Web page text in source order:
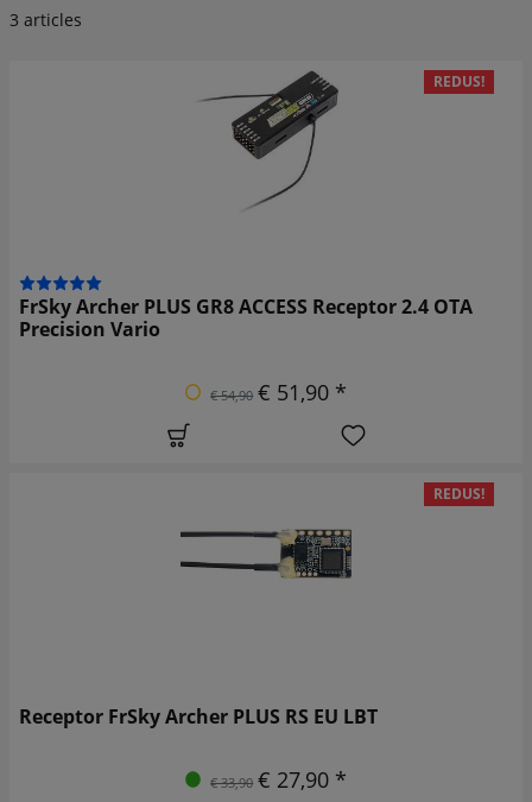
3 articles
REDUS!
FrSky Archer PLUS GR8 ACCESS Receptor 2.4 OTA
Precision Vario
€ 54,90 € 51,90 *
REDUS!
Receptor FrSky Archer PLUS RS EU LBT
€ 33,90 € 27,90 *